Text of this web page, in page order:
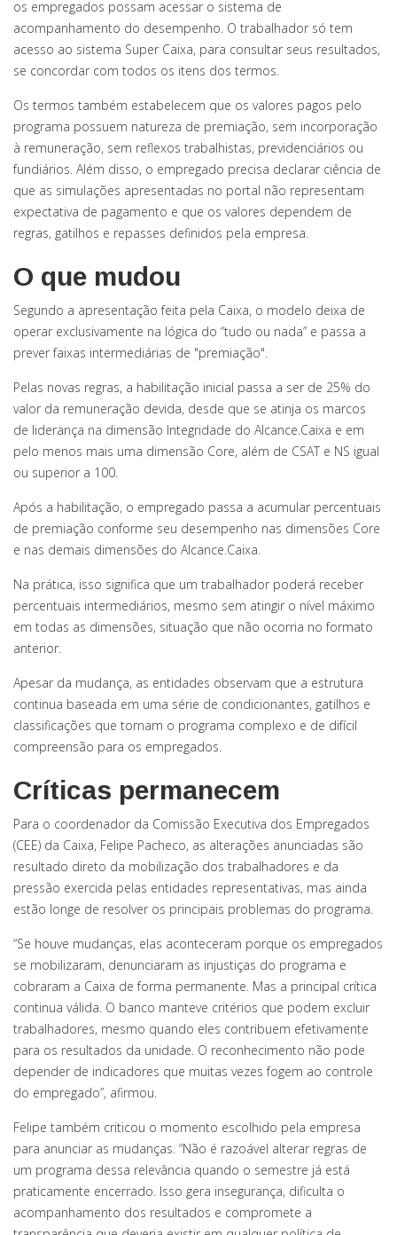
os empregados possam acessar o sistema de
acompanhamento do desempenho. O trabalhador só tem
acesso ao sistema Super Caixa, para consultar seus resultados,
se concordar com todos os itens dos termos.
Os termos também estabelecem que os valores pagos pelo
programa possuem natureza de premiação, sem incorporação
à remuneração, sem reflexos trabalhistas, previdenciários ou
fundiários. Além disso, o empregado precisa declarar ciência de
que as simulações apresentadas no portal não representam
expectativa de pagamento e que os valores dependem de
regras, gatilhos e repasses definidos pela empresa.
O que mudou
Segundo a apresentação feita pela Caixa, o modelo deixa de
operar exclusivamente na lógica do “tudo ou nada” e passa a
prever faixas intermediárias de "premiação".
Pelas novas regras, a habilitação inicial passa a ser de 25% do
valor da remuneração devida, desde que se atinja os marcos
de liderança na dimensão Integridade do Alcance.Caixa e em
pelo menos mais uma dimensão Core, além de CSAT e NS igual
ou superior a 100.
Após a habilitação, o empregado passa a acumular percentuais
de premiação conforme seu desempenho nas dimensões Core
e nas demais dimensões do Alcance.Caixa.
Na prática, isso significa que um trabalhador poderá receber
percentuais intermediários, mesmo sem atingir o nível máximo
em todas as dimensões, situação que não ocorria no formato
anterior.
Apesar da mudança, as entidades observam que a estrutura
continua baseada em uma série de condicionantes, gatilhos e
classificações que tornam o programa complexo e de difícil
compreensão para os empregados.
Críticas permanecem
Para o coordenador da Comissão Executiva dos Empregados
(CEE) da Caixa, Felipe Pacheco, as alterações anunciadas são
resultado direto da mobilização dos trabalhadores e da
pressão exercida pelas entidades representativas, mas ainda
estão longe de resolver os principais problemas do programa.
“Se houve mudanças, elas aconteceram porque os empregados
se mobilizaram, denunciaram as injustiças do programa e
cobraram a Caixa de forma permanente. Mas a principal crítica
continua válida. O banco manteve critérios que podem excluir
trabalhadores, mesmo quando eles contribuem efetivamente
para os resultados da unidade. O reconhecimento não pode
depender de indicadores que muitas vezes fogem ao controle
do empregado”, afirmou.
Felipe também criticou o momento escolhido pela empresa
para anunciar as mudanças. “Não é razoável alterar regras de
um programa dessa relevância quando o semestre já está
praticamente encerrado. Isso gera insegurança, dificulta o
acompanhamento dos resultados e compromete a